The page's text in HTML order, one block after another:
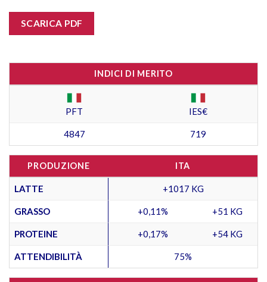
SCARICA PDF
INDICI DI MERITO
PFT IES€
4847 719
PRODUZIONE ITA
LATTE +1017 KG
GRASSO +0,11% +51 KG
PROTEINE +0,17% +54 KG
ATTENDIBILITÀ 75%